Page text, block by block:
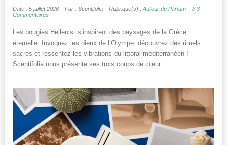
Date : 5 juillet 2026 Par : Scentifolia Rubrique(s) : Autour du Parfum //3
Commentaires
Les bougies Hellenist s’inspirent des paysages de la Grèce
éternelle. Invoquez les dieux de l’Olympe, découvrez des rituels
sacrés et ressentez les vibrations du littoral méditerranéen !
Scentifolia nous présente ses trois coups de cœur.